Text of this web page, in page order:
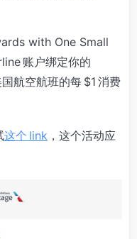
with One Small
账户绑定你的
航空航班的每 $1 消费
这个 link ，这个活动应